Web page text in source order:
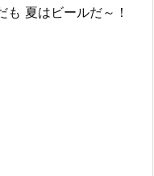
も 夏はビールだ～！